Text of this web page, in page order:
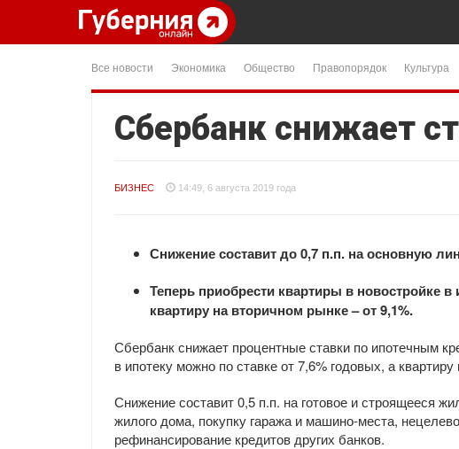
Все новости Экономика Общество Правопорядок Культура
Сбербанк снижает
БИЗНЕС 14:49, 6 августа 2019 года
Снижение составит до 0,7 п.п. на основную
Теперь приобрести квартиры в новостройке
квартиру на вторичном рынке – от 9,1%.
Сбербанк снижает процентные ставки по ипотечным
в ипотеку можно по ставке от 7,6% годовых, а
Снижение составит 0,5 п.п. на готовое и строящееся
жилого дома, покупку гаража и машино-места,
рефинансирование кредитов других банков.